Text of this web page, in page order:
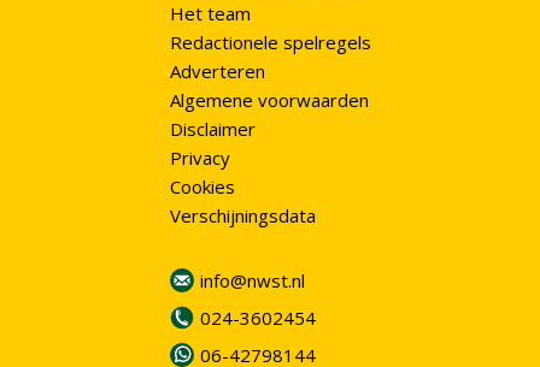
Het team
Redactionele spelregels
Adverteren
Algemene voorwaarden
Disclaimer
Privacy
Cookies
Verschijningsdata
info@nwst.nl
024-3602454
06-42798144